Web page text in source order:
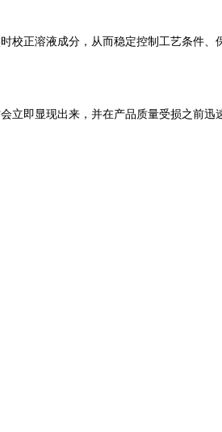
校正溶液成分，从而稳定控制工艺条件、
立即显现出来，并在产品质量受损之前迅